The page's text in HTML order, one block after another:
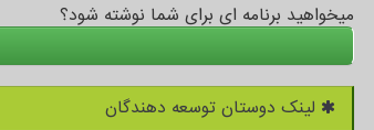
میخواهید برنامه ای برای شما نوشته شود؟
لینک دوستان توسعه دهندگان